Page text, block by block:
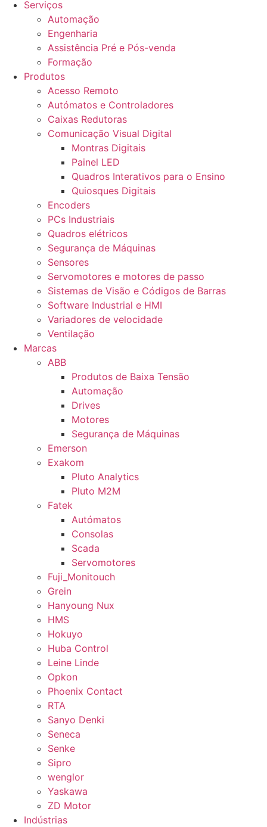
Serviços
Automação
Engenharia
Assistência Pré e Pós-venda
Formação
Produtos
Acesso Remoto
Autómatos e Controladores
Caixas Redutoras
Comunicação Visual Digital
Montras Digitais
Painel LED
Quadros Interativos para o Ensino
Quiosques Digitais
Encoders
PCs Industriais
Quadros elétricos
Segurança de Máquinas
Sensores
Servomotores e motores de passo
Sistemas de Visão e Códigos de Barras
Software Industrial e HMI
Variadores de velocidade
Ventilação
Marcas
ABB
Produtos de Baixa Tensão
Automação
Drives
Motores
Segurança de Máquinas
Emerson
Exakom
Pluto Analytics
Pluto M2M
Fatek
Autómatos
Consolas
Scada
Servomotores
Fuji_Monitouch
Grein
Hanyoung Nux
HMS
Hokuyo
Huba Control
Leine Linde
Opkon
Phoenix Contact
RTA
Sanyo Denki
Seneca
Senke
Sipro
wenglor
Yaskawa
ZD Motor
Indústrias